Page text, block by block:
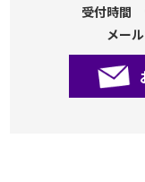
受付時間
メー